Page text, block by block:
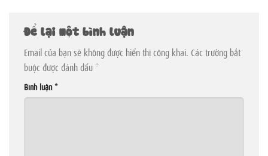
Để lại một bình luận
Email của bạn sẽ không được hiển thị công khai. Các trường bắt
buộc được đánh dấu *
Bình luận *